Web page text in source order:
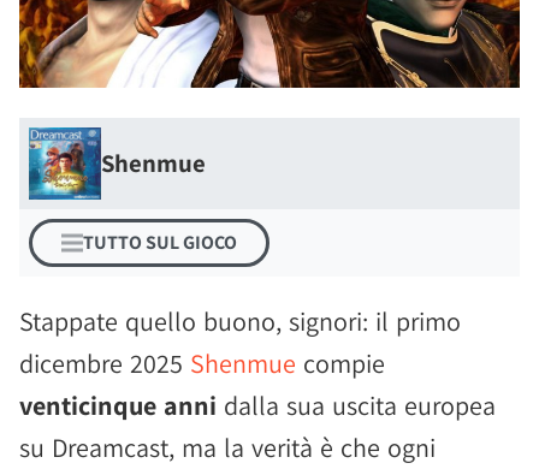
Shenmue
TUTTO SUL GIOCO
Stappate quello buono, signori: il primo
dicembre 2025 Shenmue compie
venticinque anni dalla sua uscita europea
su Dreamcast, ma la verità è che ogni